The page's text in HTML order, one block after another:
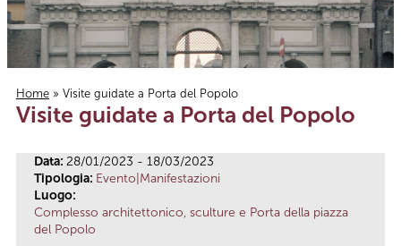
Tu sei qui
Home » Visite guidate a Porta del Popolo
Visite guidate a Porta del Popolo
Data: 28/01/2023 - 18/03/2023
Tipologia: Evento|Manifestazioni
Luogo:
Complesso architettonico, sculture e Porta della piazza
del Popolo